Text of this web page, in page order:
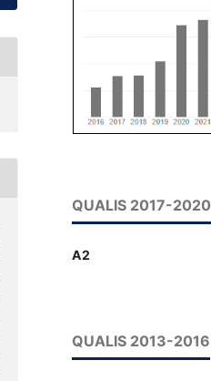
QUALIS 2017-2020
A2
QUALIS 2013-2016